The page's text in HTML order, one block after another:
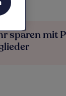
sparen mit